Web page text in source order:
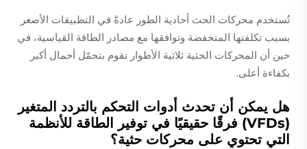
تُستخدم محركات الحث أحادية الطور عادةً في التطبيقات الأصغر
بسبب تكلفتها المنخفضة وتوافقها مع مصادر الطاقة القياسية، في
حين أن المحركات الحثية ثلاثية الأطوار تقوم بتحمّل أحمال أكبر
بكفاءة أعلى.
هل يمكن أن تحدث أدوات التحكم بالتردد المتغير
(VFDs) فرقًا حقيقيًا في توفير الطاقة للأنظمة
التي تحتوي على محركات حثية؟